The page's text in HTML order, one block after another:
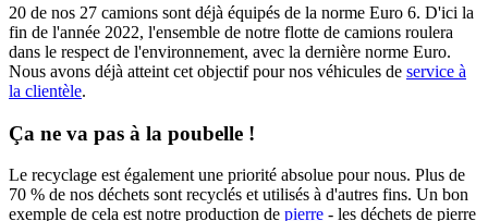
20 de nos 27 camions sont déjà équipés de la norme Euro 6. D'ici la
fin de l'année 2022, l'ensemble de notre flotte de camions roulera
dans le respect de l'environnement, avec la dernière norme Euro.
Nous avons déjà atteint cet objectif pour nos véhicules de service à
la clientèle.
Ça ne va pas à la poubelle !
Le recyclage est également une priorité absolue pour nous. Plus de
70 % de nos déchets sont recyclés et utilisés à d'autres fins. Un bon
exemple de cela est notre production de pierre - les déchets de pierre